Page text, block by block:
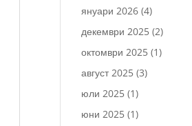
януари 2026 (4)
декември 2025 (2)
октомври 2025 (1)
август 2025 (3)
юли 2025 (1)
юни 2025 (1)